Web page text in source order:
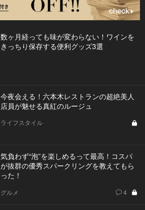
数ヶ月経っても味が変わらない！ワインを
きっちり保存する便利グッズ3選
今夜会える！六本木レストランの超絶美人
店員が魅せる真紅のルージュ
ライフスタイル
気負わず“泡”を楽しめるって最高！コスパ
が抜群の優秀スパークリングを教えてもら
った！
グルメ 4